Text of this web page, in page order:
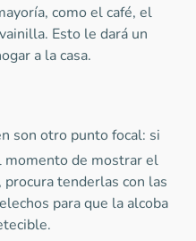
como el café, el
Esto le dará un
a la casa.
son otro punto focal: si
momento de mostrar el
procura tenderlas con las
para que la alcoba